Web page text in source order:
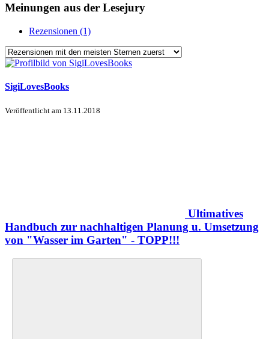
Meinungen aus der Lesejury
Rezensionen (1)
SigiLovesBooks
Veröffentlicht am 13.11.2018
Ultimatives
Handbuch zur nachhaltigen Planung u. Umsetzung
von "Wasser im Garten" - TOPP!!!